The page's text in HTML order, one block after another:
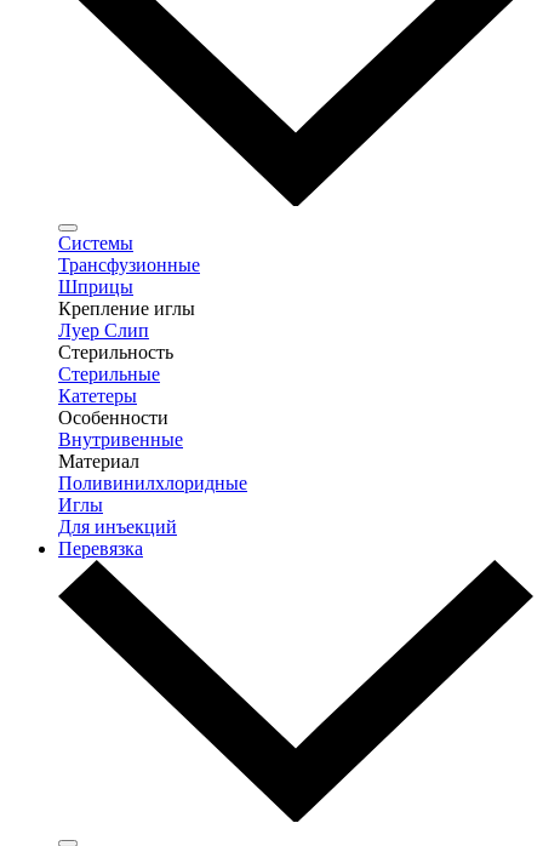
Системы
Трансфузионные
Шприцы
Крепление иглы
Луер Слип
Стерильность
Стерильные
Катетеры
Особенности
Внутривенные
Материал
Поливинилхлоридные
Иглы
Для инъекций
Перевязка